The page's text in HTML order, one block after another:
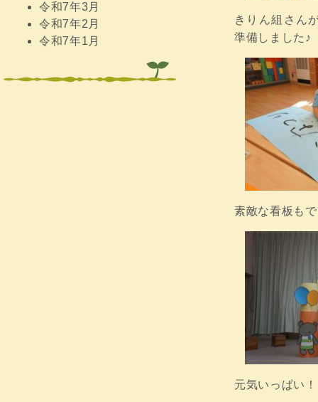
令和7年3月
令和7年2月
令和7年1月
きりん組さん
準備しました♪
素敵な看板も
元気いっぱい